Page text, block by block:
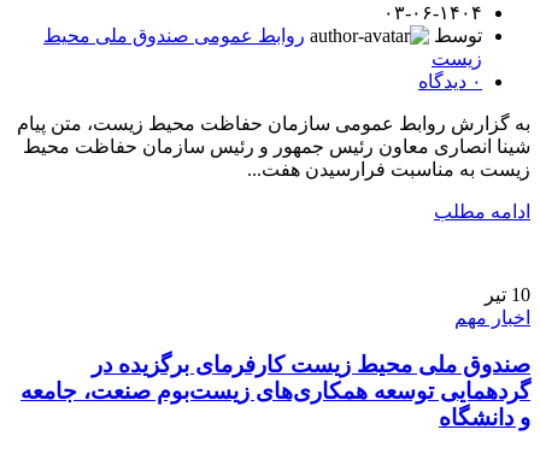
۰۳-۰۶-۱۴۰۴
توسط
روابط عمومی صندوق ملی محیط
زیست
۰ دیدگاه
به گزارش روابط عمومی سازمان حفاظت محیط زیست، متن پیام
شینا انصاری معاون رئیس جمهور و رئیس سازمان حفاظت محیط
زیست به مناسبت فرارسیدن هفت...
ادامه مطلب
10 تیر
اخبار مهم
صندوق ملی محیط زیست کارفرمای برگزیده در
گردهمایی توسعه همکاری‌های زیست‌بوم صنعت، جامعه
و دانشگاه